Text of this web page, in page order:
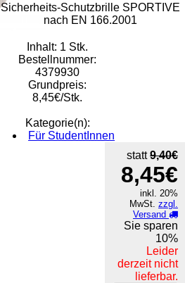
Sicherheits-Schutzbrille SPORTIVE
nach EN 166.2001
Inhalt: 1 Stk.
Bestellnummer:
4379930
Grundpreis:
8,45€/Stk.
Kategorie(n):
Für StudentInnen
statt9,40€
8,45€
inkl. 20%
MwSt. zzgl.
Versand
Sie sparen
10%
Leider
derzeit nicht
lieferbar.